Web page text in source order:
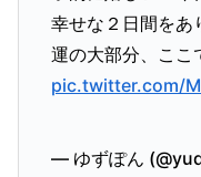
幸せな２日間をあ
運の大部分、ここ
pic.twitter.com/
— ゆずぽん